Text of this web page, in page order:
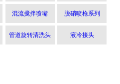
混流搅拌喷嘴 脱硝喷枪系列
管道旋转清洗头 液冷接头